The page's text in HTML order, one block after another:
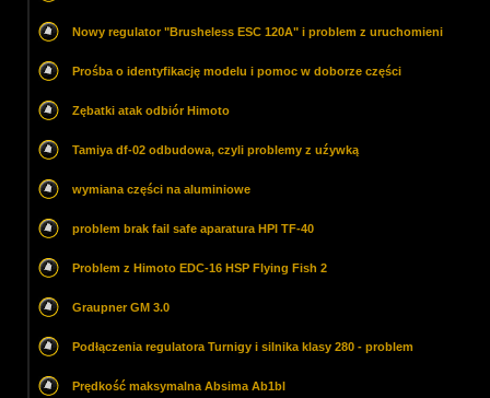
Nowy regulator "Brusheless ESC 120A" i problem z uruchomieni
Prośba o identyfikację modelu i pomoc w doborze części
Zębatki atak odbiór Himoto
Tamiya df-02 odbudowa, czyli problemy z uźywką
wymiana części na aluminiowe
problem brak fail safe aparatura HPI TF-40
Problem z Himoto EDC-16 HSP Flying Fish 2
Graupner GM 3.0
Podłączenia regulatora Turnigy i silnika klasy 280 - problem
Prędkość maksymalna Absima Ab1bl